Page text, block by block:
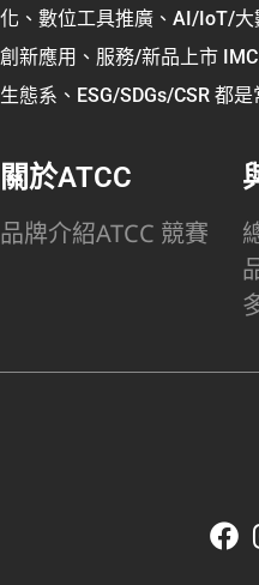
化、數位工具推廣、AI/IoT/
創新應用、服務/新品上市
生態系、ESG/SDGs/CSR 都
關於ATCC
品牌介紹ATCC 競賽